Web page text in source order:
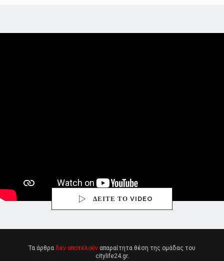
ΔΕΙΤΕ ΤΟ VIDEO
Τα άρθρα δεν αποτελούν απαραίτητα θέση της ομάδας του
citylife24.gr.